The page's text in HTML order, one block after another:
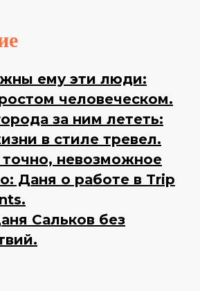
ему эти люди:
человеческом.
за ним лететь:
в стиле тревел.
точно, невозможное
Даня о работе в Trip
Сальков без